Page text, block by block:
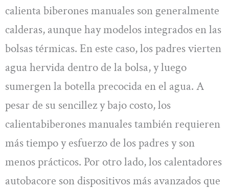
calienta biberones manuales son generalmente
calderas, aunque hay modelos integrados en las
bolsas térmicas. En este caso, los padres vierten
agua hervida dentro de la bolsa, y luego
sumergen la botella precocida en el agua. A
pesar de su sencillez y bajo costo, los
calientabiberones manuales también requieren
más tiempo y esfuerzo de los padres y son
menos prácticos. Por otro lado, los calentadores
autobacore son dispositivos más avanzados que